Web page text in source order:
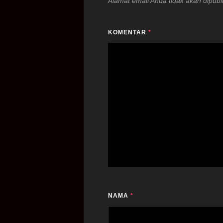
KOMENTAR *
NAMA *